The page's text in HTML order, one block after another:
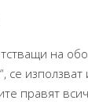
на
се
правят